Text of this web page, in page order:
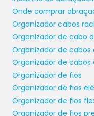
DE
Utilizar
qualidade
conexão mais
de falhas em
causar paradas
Organizador cabos
Organizador de
Organizador de
Organizador de fios
Organizador de fios